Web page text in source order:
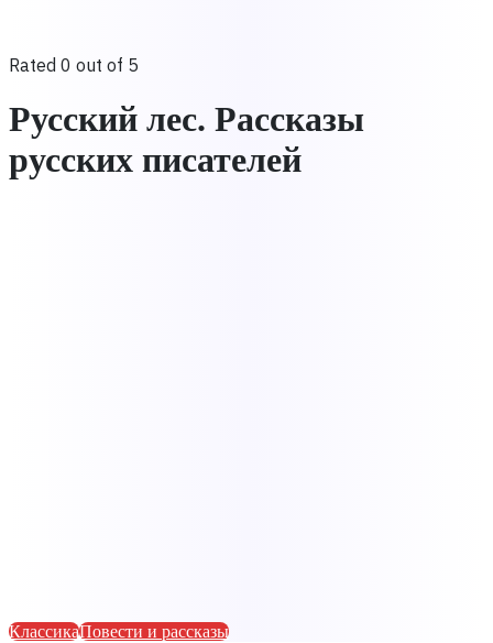
Rated 0 out of 5
Русский лес. Рассказы
русских писателей
КлассикаПовести и рассказы